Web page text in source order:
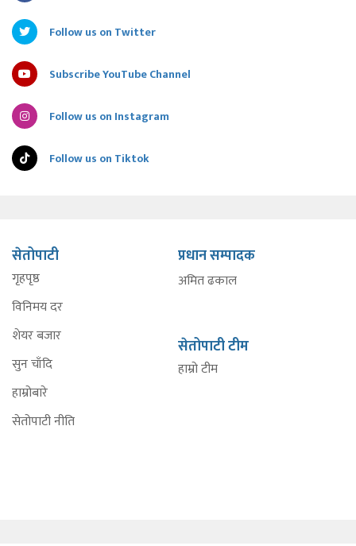
Follow us on Twitter
Subscribe YouTube Channel
Follow us on Instagram
Follow us on Tiktok
सेतोपाटी
गृहपृष्ठ
विनिमय दर
शेयर बजार
सुन चाँदि
हाम्रोबारे
सेतोपाटी नीति
प्रधान सम्पादक
अमित ढकाल
सेतोपाटी टीम
हाम्रो टीम